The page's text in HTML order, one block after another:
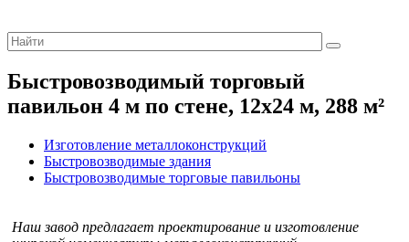
Быстровозводимый торговый
павильон 4 м по стене, 12х24 м, 288 м²
Изготовление металлоконструкций
Быстровозводимые здания
Быстровозводимые торговые павильоны
Наш завод предлагает проектирование и изготовление